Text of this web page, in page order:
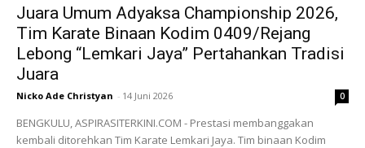
Juara Umum Adyaksa Championship 2026,
Tim Karate Binaan Kodim 0409/Rejang
Lebong “Lemkari Jaya” Pertahankan Tradisi
Juara
Nicko Ade Christyan - 14 Juni 2026 0
BENGKULU, ASPIRASITERKINI.COM - Prestasi membanggakan
kembali ditorehkan Tim Karate Lemkari Jaya. Tim binaan Kodim